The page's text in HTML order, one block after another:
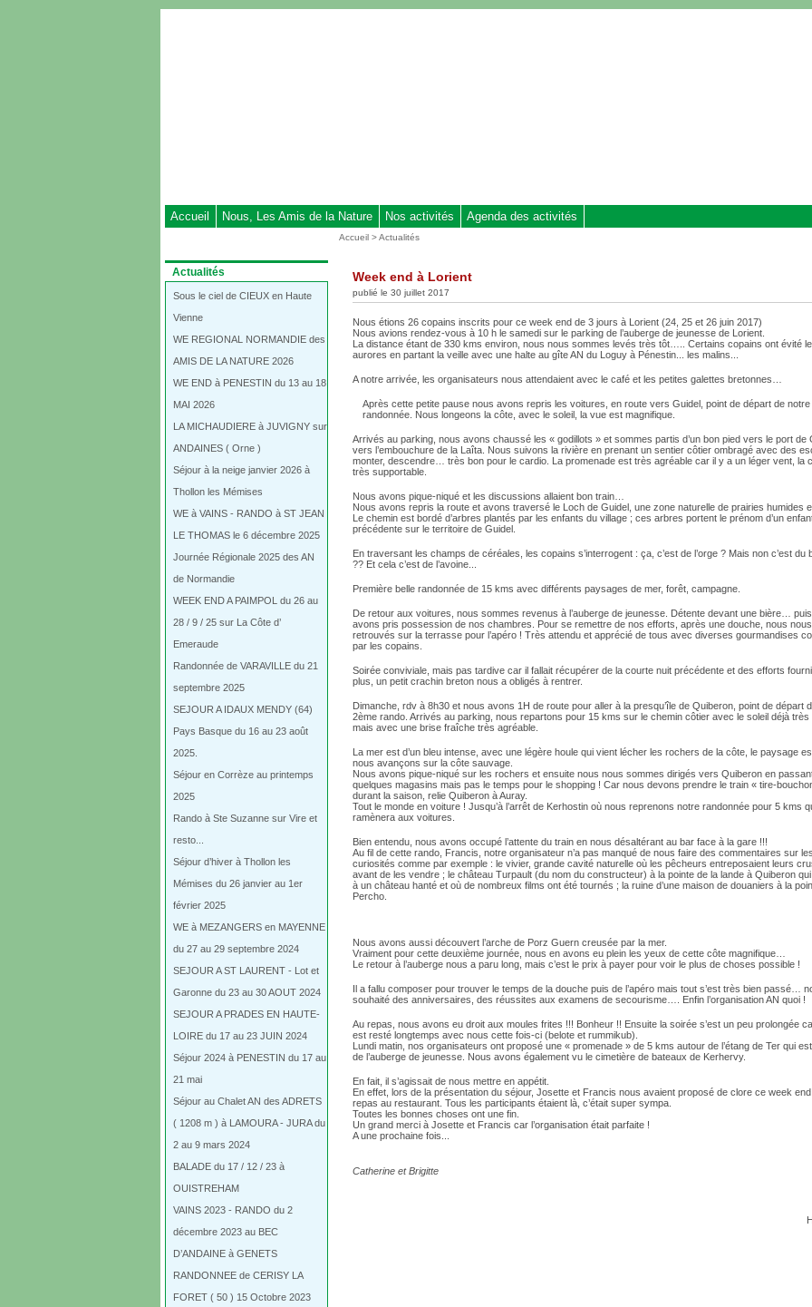
Accueil Nous, Les Amis de la Nature Nos activités Agenda des activités
Dans
la
rubrique
Actualités
Sous le ciel de CIEUX en Haute
Vienne
WE REGIONAL NORMANDIE des
AMIS DE LA NATURE 2026
WE END à PENESTIN du 13 au 18
MAI 2026
LA MICHAUDIERE à JUVIGNY sur
ANDAINES ( Orne )
Séjour à la neige janvier 2026 à
Thollon les Mémises
WE à VAINS - RANDO à ST JEAN
LE THOMAS le 6 décembre 2025
Journée Régionale 2025 des AN
de Normandie
WEEK END A PAIMPOL du 26 au
28 / 9 / 25 sur La Côte d’
Emeraude
Randonnée de VARAVILLE du 21
septembre 2025
SEJOUR A IDAUX MENDY (64)
Pays Basque du 16 au 23 août
2025.
Séjour en Corrèze au printemps
2025
Rando à Ste Suzanne sur Vire et
resto...
Séjour d’hiver à Thollon les
Mémises du 26 janvier au 1er
février 2025
WE à MEZANGERS en MAYENNE
du 27 au 29 septembre 2024
SEJOUR A ST LAURENT - Lot et
Garonne du 23 au 30 AOUT 2024
SEJOUR A PRADES EN HAUTE-
LOIRE du 17 au 23 JUIN 2024
Séjour 2024 à PENESTIN du 17 au
21 mai
Séjour au Chalet AN des ADRETS
( 1208 m ) à LAMOURA - JURA du
2 au 9 mars 2024
BALADE du 17 / 12 / 23 à
OUISTREHAM
VAINS 2023 - RANDO du 2
décembre 2023 au BEC
D’ANDAINE à GENETS
RANDONNEE de CERISY LA
FORET ( 50 ) 15 Octobre 2023
Vous
Accueil >Actualités
Week end à Lorient
publié le 30 juillet 2017
Nous étions 26 copains inscrits pour ce week end de 3 jours à Lorient (24, 25 et 26 juin 2017)
Nous avions rendez-vous à 10 h le samedi sur le parking de l’auberge de jeunesse de Lorient.
La distance étant de 330 kms environ, nous nous sommes levés très tôt….. Certains copains ont évité
aurores en partant la veille avec une halte au gîte AN du Loguy à Pénestin... les malins...
A notre arrivée, les organisateurs nous attendaient avec le café et les petites galettes bretonnes…
Après cette petite pause nous avons repris les voitures, en route vers Guidel, point de départ de
randonnée. Nous longeons la côte, avec le soleil, la vue est magnifique.
Arrivés au parking, nous avons chaussé les « godillots » et sommes partis d’un bon pied vers le port de
vers l’embouchure de la Laîta. Nous suivons la rivière en prenant un sentier côtier ombragé avec des
monter, descendre… très bon pour le cardio. La promenade est très agréable car il y a un léger vent, la
très supportable.
Nous avons pique-niqué et les discussions allaient bon train…
Nous avons repris la route et avons traversé le Loch de Guidel, une zone naturelle de prairies humides
Le chemin est bordé d’arbres plantés par les enfants du village ; ces arbres portent le prénom d’un
précédente sur le territoire de Guidel.
En traversant les champs de céréales, les copains s’interrogent : ça, c’est de l’orge ? Mais non c’est du
?? Et cela c’est de l’avoine...
Première belle randonnée de 15 kms avec différents paysages de mer, forêt, campagne.
De retour aux voitures, nous sommes revenus à l’auberge de jeunesse. Détente devant une bière…
avons pris possession de nos chambres. Pour se remettre de nos efforts, après une douche, nous
retrouvés sur la terrasse pour l’apéro ! Très attendu et apprécié de tous avec diverses gourmandises
par les copains.
Soirée conviviale, mais pas tardive car il fallait récupérer de la courte nuit précédente et des efforts
plus, un petit crachin breton nous a obligés à rentrer.
Dimanche, rdv à 8h30 et nous avons 1H de route pour aller à la presqu’île de Quiberon, point de départ
2ème rando. Arrivés au parking, nous repartons pour 15 kms sur le chemin côtier avec le soleil déjà très
mais avec une brise fraîche très agréable.
La mer est d’un bleu intense, avec une légère houle qui vient lécher les rochers de la côte, le paysage
nous avançons sur la côte sauvage.
Nous avons pique-niqué sur les rochers et ensuite nous nous sommes dirigés vers Quiberon en
quelques magasins mais pas le temps pour le shopping ! Car nous devons prendre le train « tire-
durant la saison, relie Quiberon à Auray.
Tout le monde en voiture ! Jusqu’à l’arrêt de Kerhostin où nous reprenons notre randonnée pour 5 kms
ramènera aux voitures.
Bien entendu, nous avons occupé l’attente du train en nous désaltérant au bar face à la gare !!!
Au fil de cette rando, Francis, notre organisateur n’a pas manqué de nous faire des commentaires sur
curiosités comme par exemple : le vivier, grande cavité naturelle où les pêcheurs entreposaient leurs
avant de les vendre ; le château Turpault (du nom du constructeur) à la pointe de la lande à Quiberon
à un château hanté et où de nombreux films ont été tournés ; la ruine d’une maison de douaniers à la
Percho.
Nous avons aussi découvert l’arche de Porz Guern creusée par la mer.
Vraiment pour cette deuxième journée, nous en avons eu plein les yeux de cette côte magnifique…
Le retour à l’auberge nous a paru long, mais c’est le prix à payer pour voir le plus de choses possible !
Il a fallu composer pour trouver le temps de la douche puis de l’apéro mais tout s’est très bien passé…
souhaité des anniversaires, des réussites aux examens de secourisme…. Enfin l’organisation AN quoi !
Au repas, nous avons eu droit aux moules frites !!! Bonheur !! Ensuite la soirée s’est un peu prolongée
est resté longtemps avec nous cette fois-ci (belote et rummikub).
Lundi matin, nos organisateurs ont proposé une « promenade » de 5 kms autour de l’étang de Ter qui
de l’auberge de jeunesse. Nous avons également vu le cimetière de bateaux de Kerhervy.
En fait, il s’agissait de nous mettre en appétit.
En effet, lors de la présentation du séjour, Josette et Francis nous avaient proposé de clore ce week
repas au restaurant. Tous les participants étaient là, c’était super sympa.
Toutes les bonnes choses ont une fin.
Un grand merci à Josette et Francis car l’organisation était parfaite !
A une prochaine fois...
Catherine et Brigitte